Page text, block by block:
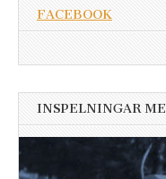
FACEBOOK
INSPELNINGAR